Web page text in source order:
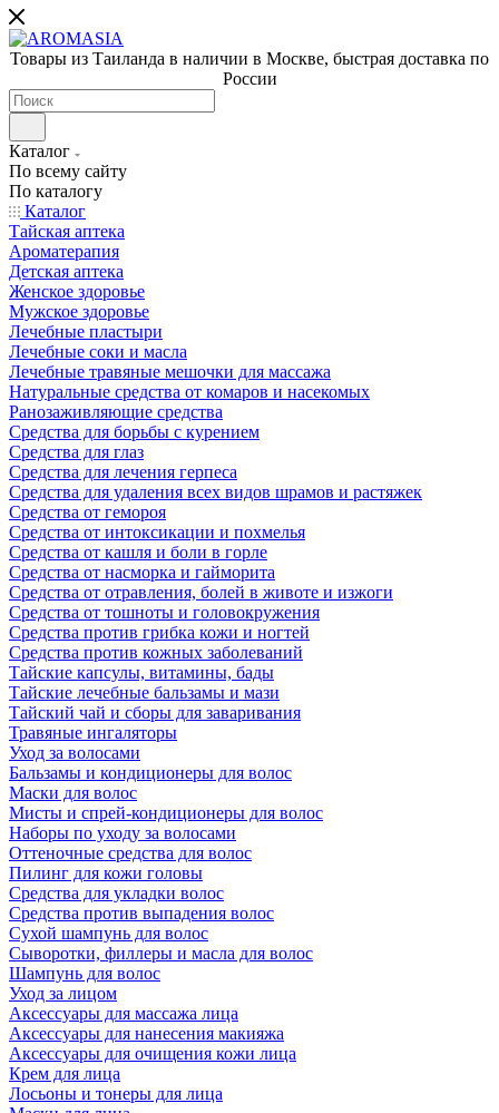
Товары из Таиланда в наличии в Москве, быстрая доставка по
России
Каталог
По всему сайту
По каталогу
Каталог
Тайская аптека
Ароматерапия
Детская аптека
Женское здоровье
Мужское здоровье
Лечебные пластыри
Лечебные соки и масла
Лечебные травяные мешочки для массажа
Натуральные средства от комаров и насекомых
Ранозаживляющие средства
Средства для борьбы с курением
Средства для глаз
Средства для лечения герпеса
Средства для удаления всех видов шрамов и растяжек
Средства от гемороя
Средства от интоксикации и похмелья
Средства от кашля и боли в горле
Средства от насморка и гайморита
Средства от отравления, болей в животе и изжоги
Средства от тошноты и головокружения
Средства против грибка кожи и ногтей
Средства против кожных заболеваний
Тайские капсулы, витамины, бады
Тайские лечебные бальзамы и мази
Тайский чай и сборы для заваривания
Травяные ингаляторы
Уход за волосами
Бальзамы и кондиционеры для волос
Маски для волос
Мисты и спрей-кондиционеры для волос
Наборы по уходу за волосами
Оттеночные средства для волос
Пилинг для кожи головы
Средства для укладки волос
Средства против выпадения волос
Сухой шампунь для волос
Сыворотки, филлеры и масла для волос
Шампунь для волос
Уход за лицом
Аксессуары для массажа лица
Аксессуары для нанесения макияжа
Аксессуары для очищения кожи лица
Крем для лица
Лосьоны и тонеры для лица